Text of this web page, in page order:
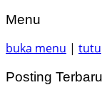
Menu
buka menu |
Posting Terbaru